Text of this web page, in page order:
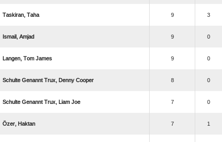
  9 3
  9 0
   9 0
     8 0
     7 0
  7 1